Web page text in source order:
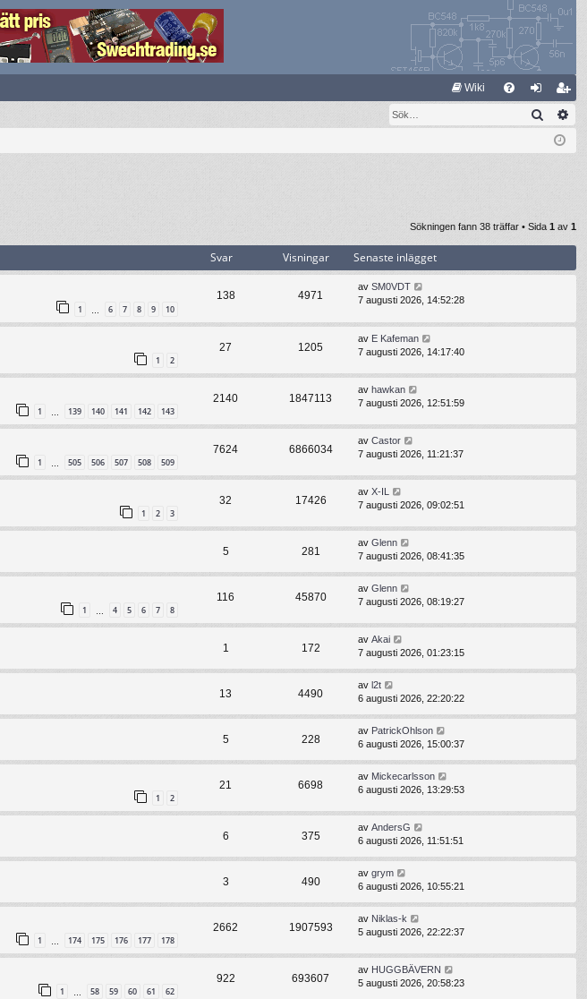
Wiki
og li
m
m
Sök
Sökningen fann 38 träffar • Sida1 av 1
Svar Visningar Senaste inlägget
1 6 7 8 9 10
138 4971
av SM0VDT
7 augusti 2026, 14:52:28
1 2
27 1205
av E Kafeman
7 augusti 2026, 14:17:40
1 139 140 141 142 143
2140 1847113
av hawkan
7 augusti 2026, 12:51:59
1 505 506 507 508 509
7624 6866034
av Castor
7 augusti 2026, 11:21:37
1 2 3
32 17426
av X-IL
7 augusti 2026, 09:02:51
5 281
av Glenn
7 augusti 2026, 08:41:35
1 … 4 5 6 7 8
116 45870
av Glenn
7 augusti 2026, 08:19:27
1 172
av Akai
7 augusti 2026, 01:23:15
13 4490
av l2t
6 augusti 2026, 22:20:22
5 228
av PatrickOhlson
6 augusti 2026, 15:00:37
1 2
21 6698
av Mickecarlsson
6 augusti 2026, 13:29:53
6 375
av AndersG
6 augusti 2026, 11:51:51
3 490
av grym
6 augusti 2026, 10:55:21
1 … 174 175 176 177 178
2662 1907593
av Niklas-k
5 augusti 2026, 22:22:37
1 … 58 59 60 61 62
922 693607
av HUGGBÄVERN
5 augusti 2026, 20:58:23